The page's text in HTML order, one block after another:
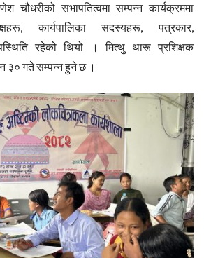
चौधरीको सभापतित्वमा सम्पन्न कार्यक्रममा
कार्यपालिका सदस्यहरू, पत्रकार,
रहेको थियो । मित्थु थारू प्रशिक्षक
३० गते सम्पन्न हुने छ ।